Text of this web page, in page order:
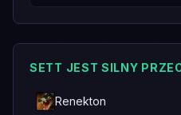
SETT JEST SILNY
Renekton